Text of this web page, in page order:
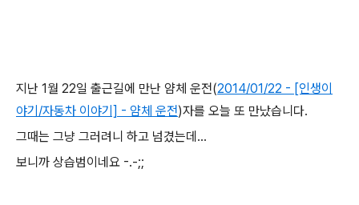
지난 1월 22일 출근길에 만난 얌체 운전(2014/01/22 - [인생이
야기/자동차 이야기] - 얌체 운전)자를 오늘 또 만났습니다.
그때는 그냥 그러려니 하고 넘겼는데...
보니까 상습범이네요 -.-;;